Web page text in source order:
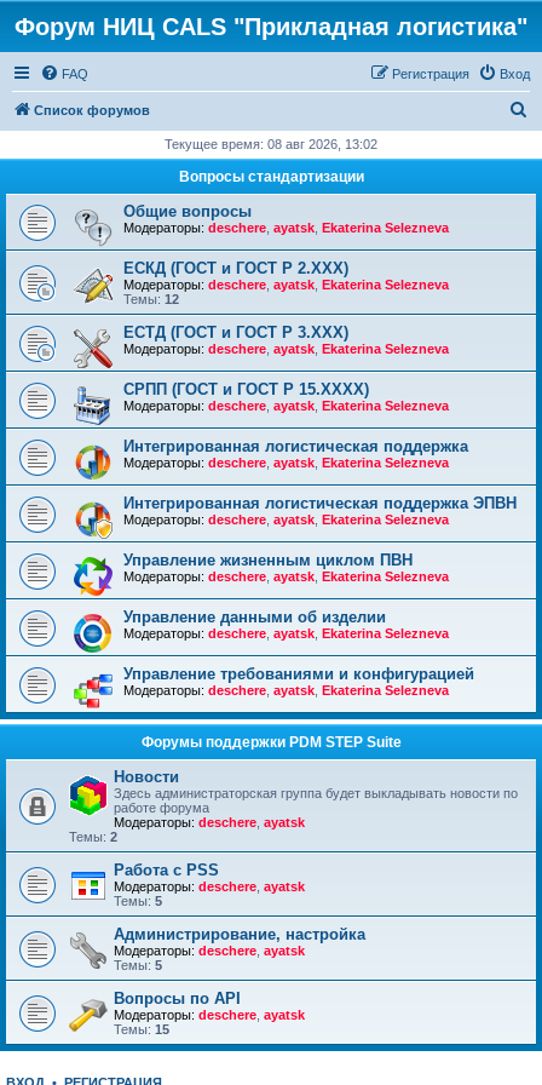
Форум НИЦ CALS "Прикладная логистика"
FAQ Вход
Регистрация
Список форумов
с
Текущее время: 08 авг 2026, 13:02
Вопросы стандартизации
Общие вопросы
Модераторы: deschere ayatsk Ekaterina Selezneva
ЕСКД (ГОСТ и ГОСТ Р 2.ХХХ)
Модераторы: deschere ayatsk Ekaterina Selezneva
Темы: 12
ЕСТД (ГОСТ и ГОСТ Р 3.ХХХ)
Модераторы: deschere ayatsk Ekaterina Selezneva
СРПП (ГОСТ и ГОСТ Р 15.ХХХХ)
Модераторы: deschere ayatsk Ekaterina Selezneva
Интегрированная логистическая поддержка
Модераторы: deschere ayatsk Ekaterina Selezneva
Интегрированная логистическая поддержка ЭПВН
Модераторы: deschere ayatsk Ekaterina Selezneva
Управление жизненным циклом ПВН
Модераторы: deschere ayatsk Ekaterina Selezneva
Управление данными об изделии
Модераторы: deschere ayatsk Ekaterina Selezneva
Управление требованиями и конфигурацией
Модераторы: deschere ayatsk Ekaterina Selezneva
Форумы поддержки PDM STEP Suite
Новости
Здесь администраторская группа будет выкладывать новости по
работе форума
Модераторы: deschere ayatsk
Темы: 2
Работа с PSS
Модераторы: deschere ayatsk
Темы: 5
Администрирование, настройка
Модераторы: deschere ayatsk
Темы: 5
Вопросы по API
Модераторы: deschere ayatsk
Темы: 15